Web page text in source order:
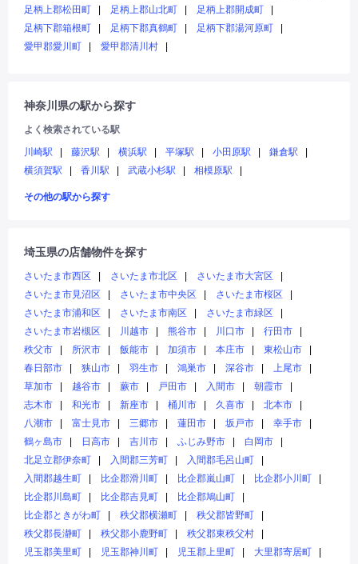
足柄上郡松田町
足柄上郡山北町
足柄上郡開成町
足柄下郡箱根町
足柄下郡真鶴町
足柄下郡湯河原町
愛甲郡愛川町
愛甲郡清川村
神奈川県の駅から探す
よく検索されている駅
川崎駅
藤沢駅 横浜駅 平塚駅 小田原駅
鎌倉駅
横須賀駅
香川駅 武蔵小杉駅 相模原駅
その他の駅から探す
埼玉県の店舗物件を探す
さいたま市西区 さいたま市北区
さいたま市大宮区
さいたま市見沼区
さいたま市中央区
さいたま市桜区
さいたま市浦和区
さいたま市南区
さいたま市緑区
さいたま市岩槻区
川越市 熊谷市 川口市
行田市
秩父市
所沢市 飯能市 加須市 本庄市
東松山市
春日部市
狭山市 羽生市 鴻巣市 深谷市
上尾市
草加市
越谷市 蕨市 戸田市 入間市
朝霞市
志木市
和光市 新座市 桶川市 久喜市
北本市
八潮市
富士見市 三郷市 蓮田市 坂戸市
幸手市
鶴ヶ島市
日高市 吉川市 ふじみ野市
白岡市
北足立郡伊奈町
入間郡三芳町
入間郡毛呂山町
入間郡越生町
比企郡滑川町 比企郡嵐山町
比企郡小川町
比企郡川島町
比企郡吉見町
比企郡鳩山町
比企郡ときがわ町
秩父郡横瀬町
秩父郡皆野町
秩父郡長瀞町
秩父郡小鹿野町
秩父郡東秩父村
児玉郡美里町
児玉郡神川町 児玉郡上里町
大里郡寄居町